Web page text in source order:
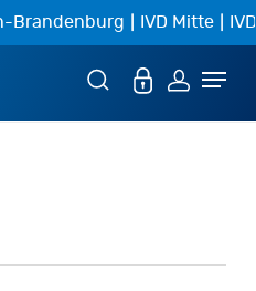
Brandenburg | IVD Mitte |